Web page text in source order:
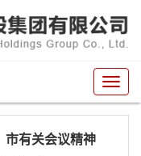
市有关会议精神